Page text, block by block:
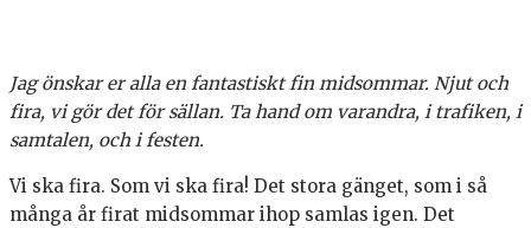
Jag önskar er alla en fantastiskt fin midsommar. Njut och
fira, vi gör det för sällan. Ta hand om varandra, i trafiken, i
samtalen, och i festen.
Vi ska fira. Som vi ska fira! Det stora gänget, som i så
många år firat midsommar ihop samlas igen. Det